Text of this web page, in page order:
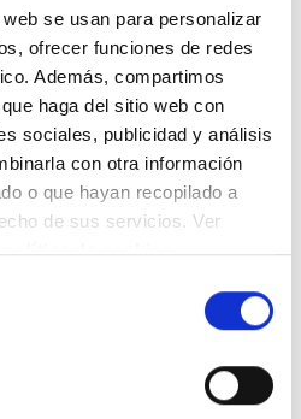
se usan para personalizar
ofrecer funciones de redes
Además, compartimos
haga del sitio web con
sociales, publicidad y análisis
con otra información
o que hayan recopilado a
de sus servicios. Ver
política de cookies.